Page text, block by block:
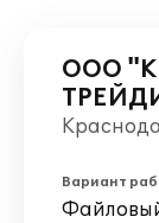
ООО
Вариант